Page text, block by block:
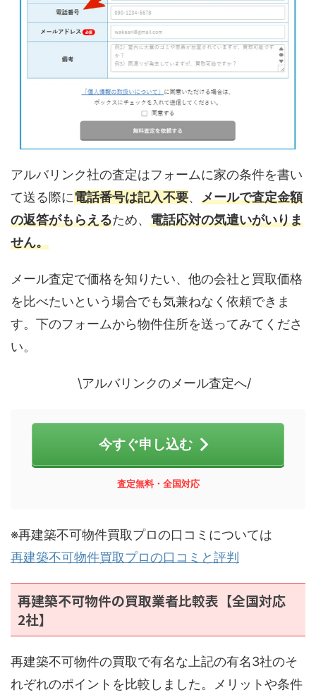
アルバリンク社の査定はフォームに家の条件を書い
て送る際に電話番号は記入不要、 メールで査定金額
の返答がもらえるため、 電話応対の気遣いがいりま
せん。
メール査定で価格を知りたい、他の会社と買取価格
を比べたいという場合でも気兼ねなく依頼できま
す。下のフォームから物件住所を送ってみてくださ
い。
\アルバリンクのメール査定へ/
今すぐ申し込む
査定無料・全国対応
※再建築不可物件買取プロの口コミについては
再建築不可物件買取プロの口コミと評判
再建築不可物件の買取業者比較表【全国対応
2社】
再建築不可物件の買取で有名な上記の有名3社のそ
れぞれのポイントを比較しました。メリットや条件